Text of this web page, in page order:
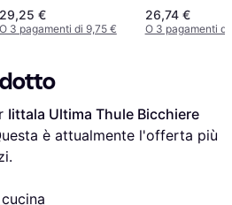
29,25 €
O 3 pagamenti di 9,75 €
4pcs
26,74 €
O 3 pagamenti di
Iittala Ultima Thule Bicchiere
è attualmente l'offerta più